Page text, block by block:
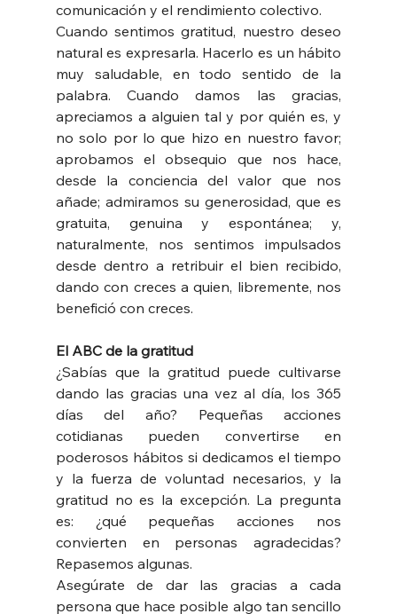
comunicación y el rendimiento colectivo.
Cuando sentimos gratitud, nuestro deseo
natural es expresarla. Hacerlo es un hábito
muy saludable, en todo sentido de la
palabra. Cuando damos las gracias,
apreciamos a alguien tal y por quién es, y
no solo por lo que hizo en nuestro favor;
aprobamos el obsequio que nos hace,
desde la conciencia del valor que nos
añade; admiramos su generosidad, que es
gratuita, genuina y espontánea; y,
naturalmente, nos sentimos impulsados
desde dentro a retribuir el bien recibido,
dando con creces a quien, libremente, nos
benefició con creces.
El ABC de la gratitud
¿Sabías que la gratitud puede cultivarse
dando las gracias una vez al día, los 365
días del año? Pequeñas acciones
cotidianas pueden convertirse en
poderosos hábitos si dedicamos el tiempo
y la fuerza de voluntad necesarios, y la
gratitud no es la excepción. La pregunta
es: ¿qué pequeñas acciones nos
convierten en personas agradecidas?
Repasemos algunas.
Asegúrate de dar las gracias a cada
persona que hace posible algo tan sencillo